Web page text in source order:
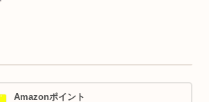
Amazonポイント